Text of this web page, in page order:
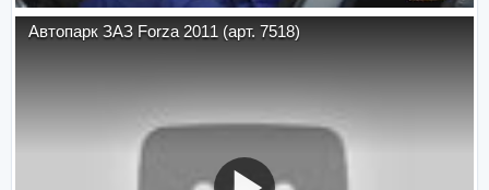
Автопарк ЗАЗ Forza 2011 (арт. 7518)